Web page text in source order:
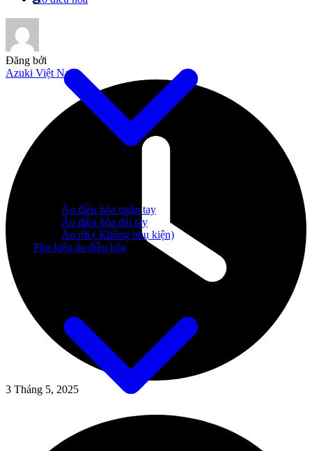
Áo điều hòa ngắn tay
Áo điều hòa dài tay
Áo rời ( Không phụ kiện)
Phụ kiện áo điều hòa
Đăng bởi
Azuki Việt Nam
3 Tháng 5, 2025